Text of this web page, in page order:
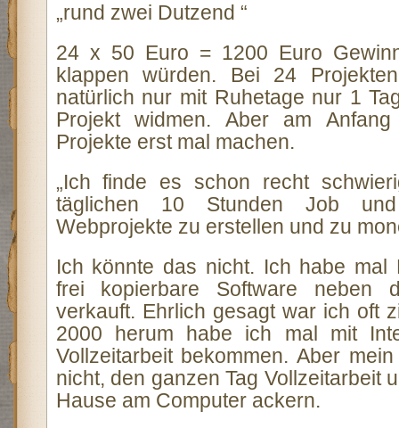
„rund zwei Dutzend “
24 x 50 Euro = 1200 Euro
klappen würden. Bei 24
natürlich nur mit Ruhetage nur 1
Projekt widmen. Aber am
Projekte erst mal machen.
„Ich finde es schon recht
täglichen 10 Stunden Job
Webprojekte zu erstellen und zu
Ich könnte das nicht. Ich habe mal
frei kopierbare Software neben
verkauft. Ehrlich gesagt war ich oft
2000 herum habe ich mal mit
Vollzeitarbeit bekommen. Aber
nicht, den ganzen Tag Vollzeitarbeit
Hause am Computer ackern.